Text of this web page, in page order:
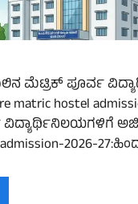
ಮೆಟ್ರಿಕ್ ಪೂರ್ವ
matric hostel
2026-